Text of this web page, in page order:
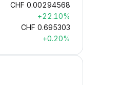
CHF 0.00294568
+22.10%
CHF 0.695303
+0.20%